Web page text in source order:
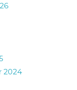
2024